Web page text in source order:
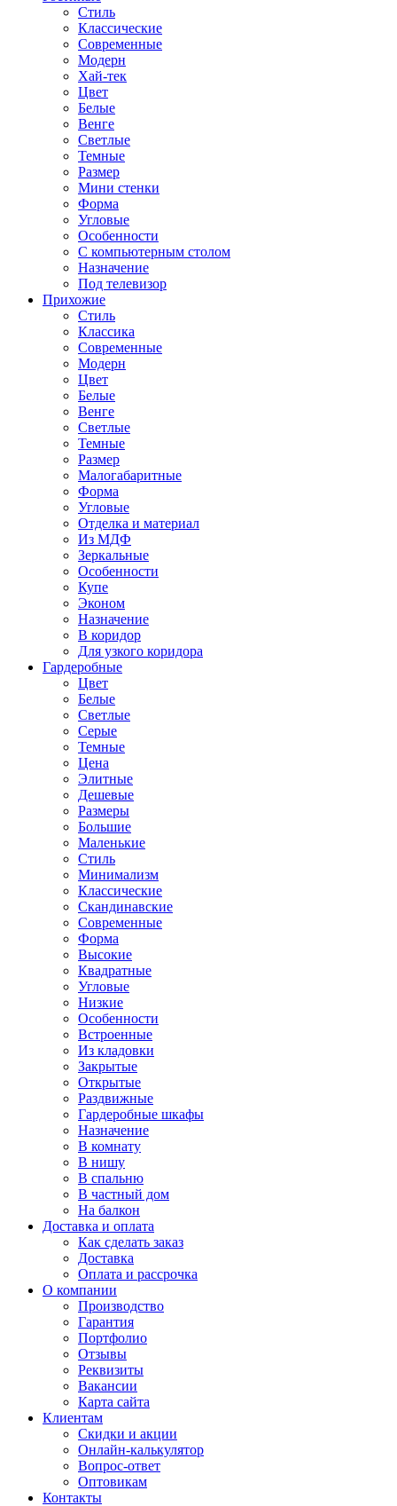
Стиль
Классические
Современные
Модерн
Хай-тек
Цвет
Белые
Венге
Светлые
Темные
Размер
Мини стенки
Форма
Угловые
Особенности
С компьютерным столом
Назначение
Под телевизор
Прихожие
Стиль
Классика
Современные
Модерн
Цвет
Белые
Венге
Светлые
Темные
Размер
Малогабаритные
Форма
Угловые
Отделка и материал
Из МДФ
Зеркальные
Особенности
Купе
Эконом
Назначение
В коридор
Для узкого коридора
Гардеробные
Цвет
Белые
Светлые
Серые
Темные
Цена
Элитные
Дешевые
Размеры
Большие
Маленькие
Стиль
Минимализм
Классические
Скандинавские
Современные
Форма
Высокие
Квадратные
Угловые
Низкие
Особенности
Встроенные
Из кладовки
Закрытые
Открытые
Раздвижные
Гардеробные шкафы
Назначение
В комнату
В нишу
В спальню
В частный дом
На балкон
Доставка и оплата
Как сделать заказ
Доставка
Оплата и рассрочка
О компании
Производство
Гарантия
Портфолио
Отзывы
Реквизиты
Вакансии
Карта сайта
Клиентам
Скидки и акции
Онлайн-калькулятор
Вопрос-ответ
Оптовикам
Контакты